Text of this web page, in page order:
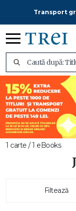
Transport
1 carte / 1 eBooks
Filtează